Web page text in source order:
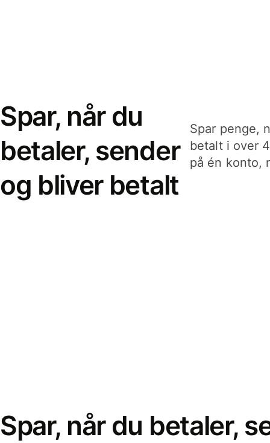
Spar, når du
betaler, sender
og bliver betalt
Spar penge,
betalt i over
på én konto,
Spar, når du betaler,